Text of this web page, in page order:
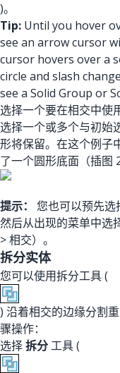
)。
Tip: Until you hover
see an arrow cursor
cursor hovers over a
circle and slash
see a Solid Group or
选择一个要在相交中使
选择一个或多个与初始
形将保留。在这个例子
了一个圆形底面（插图 2
提示：
您也可以预先选
然后从出现的菜单中选
> 相交）。
拆分实体
您可以使用拆分工具 (
) 沿着相交的边缘分割
骤操作：
选择拆分工具 (